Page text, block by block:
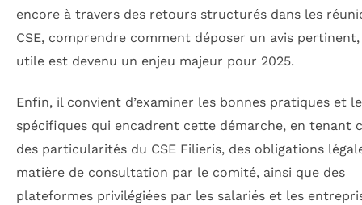
encore à travers des retours structurés dans les
CSE, comprendre comment déposer un avis
utile est devenu un enjeu majeur pour 2025.
Enfin, il convient d’examiner les bonnes pratiques et
spécifiques qui encadrent cette démarche, en tenant
des particularités du CSE Filieris, des obligations
matière de consultation par le comité, ainsi que des
plateformes privilégiées par les salariés et les